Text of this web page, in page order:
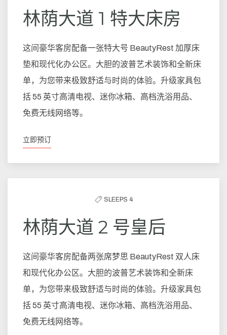
林荫大道 1 特大床房
这间豪华客房配备一张特大号 BeautyRest 加厚床
垫和现代化办公区。大胆的波普艺术装饰和全新床
单，为您带来极致舒适与时尚的体验。升级家具包
括 55 英寸高清电视、迷你冰箱、高档洗浴用品、
免费无线网络等。
立即预订
SLEEPS 4
林荫大道 2 号皇后
这间豪华客房配备两张席梦思 BeautyRest 双人床
和现代化办公区。大胆的波普艺术装饰和全新床
单，为您带来极致舒适与时尚的体验。升级家具包
括 55 英寸高清电视、迷你冰箱、高档洗浴用品、
免费无线网络等。